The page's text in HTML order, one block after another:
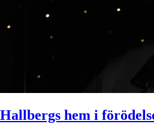
Hallbergs hem i